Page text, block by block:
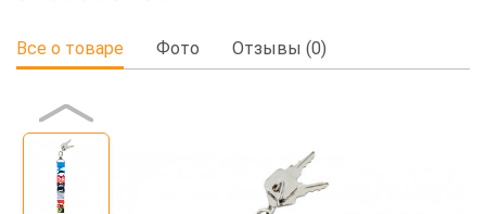
Все о товаре Фото Отзывы (0)